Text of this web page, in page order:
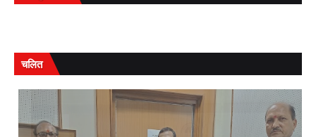
चलित